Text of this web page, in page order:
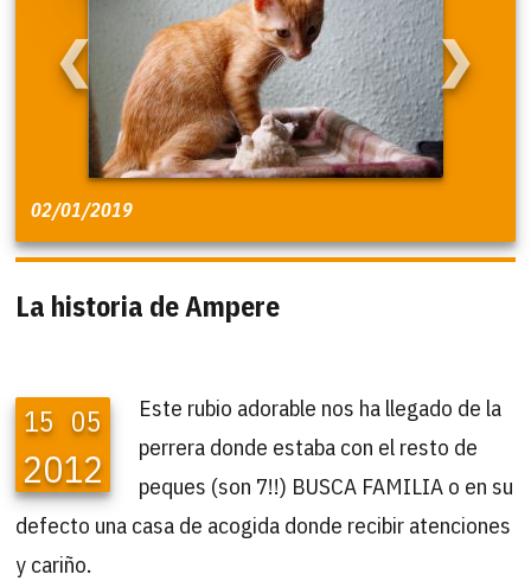
❮ ❯
02/01/2019
La historia de Ampere
15 05
2012
Este rubio adorable nos ha llegado de la
perrera donde estaba con el resto de
peques (son 7!!) BUSCA FAMILIA o en su
defecto una casa de acogida donde recibir atenciones
y cariño.